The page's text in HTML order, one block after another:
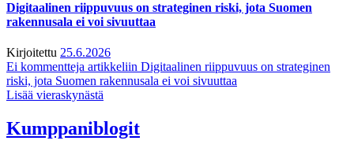
Digitaalinen riippuvuus on strateginen riski, jota Suomen
rakennusala ei voi sivuuttaa
Kirjoitettu 25.6.2026
Ei kommentteja artikkeliin Digitaalinen riippuvuus on strateginen
riski, jota Suomen rakennusala ei voi sivuuttaa
Lisää vieraskynästä
Kumppaniblogit